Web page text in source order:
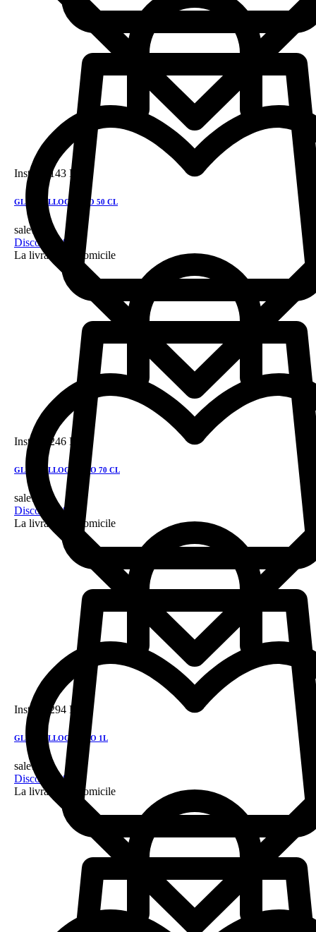
Instock 143 DH
GLEN TALLOCH 5YO 50 CL
sale!
Discount 28%
La livraison a domicile
Instock 246 DH
GLEN TALLOCH 5 YO 70 CL
sale!
Discount 28%
La livraison a domicile
Instock 294 DH
GLEN TALLOCH 5 YO 1L
sale!
Discount 28%
La livraison a domicile